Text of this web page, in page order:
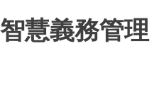
加入
慧義務管